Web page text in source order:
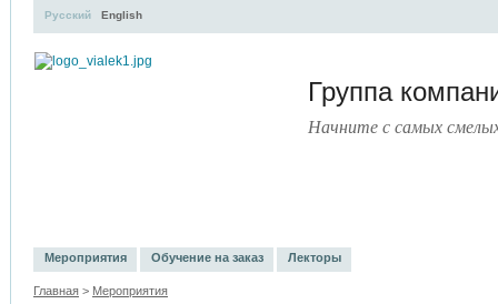
Группа
Начните с самых
Русский English
Мероприятия Обучение на заказ Лекторы
Главная > Мероприятия